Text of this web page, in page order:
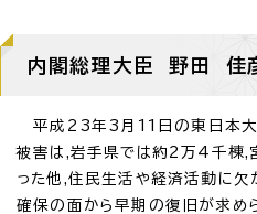
内閣総理大臣 野田 佳
平成23年3月11日の東日本大
被害は,岩手県では約2万4千棟
った他,住民生活や経済活動に欠
確保の面から早期の復旧が求め